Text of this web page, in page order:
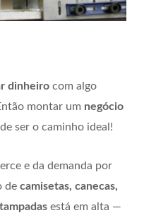
dinheiro com algo
montar um negócio
ser o caminho ideal!
e da demanda por
de camisetas, canecas,
está em alta —